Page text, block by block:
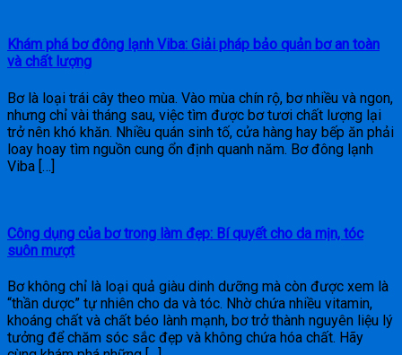
Khám phá bơ đông lạnh Viba: Giải pháp bảo quản bơ an toàn
và chất lượng
Bơ là loại trái cây theo mùa. Vào mùa chín rộ, bơ nhiều và ngon,
nhưng chỉ vài tháng sau, việc tìm được bơ tươi chất lượng lại
trở nên khó khăn. Nhiều quán sinh tố, cửa hàng hay bếp ăn phải
loay hoay tìm nguồn cung ổn định quanh năm. Bơ đông lạnh
Viba […]
Công dụng của bơ trong làm đẹp: Bí quyết cho da mịn, tóc
suôn mượt
Bơ không chỉ là loại quả giàu dinh dưỡng mà còn được xem là
“thần dược” tự nhiên cho da và tóc. Nhờ chứa nhiều vitamin,
khoáng chất và chất béo lành mạnh, bơ trở thành nguyên liệu lý
tưởng để chăm sóc sắc đẹp và không chứa hóa chất. Hãy